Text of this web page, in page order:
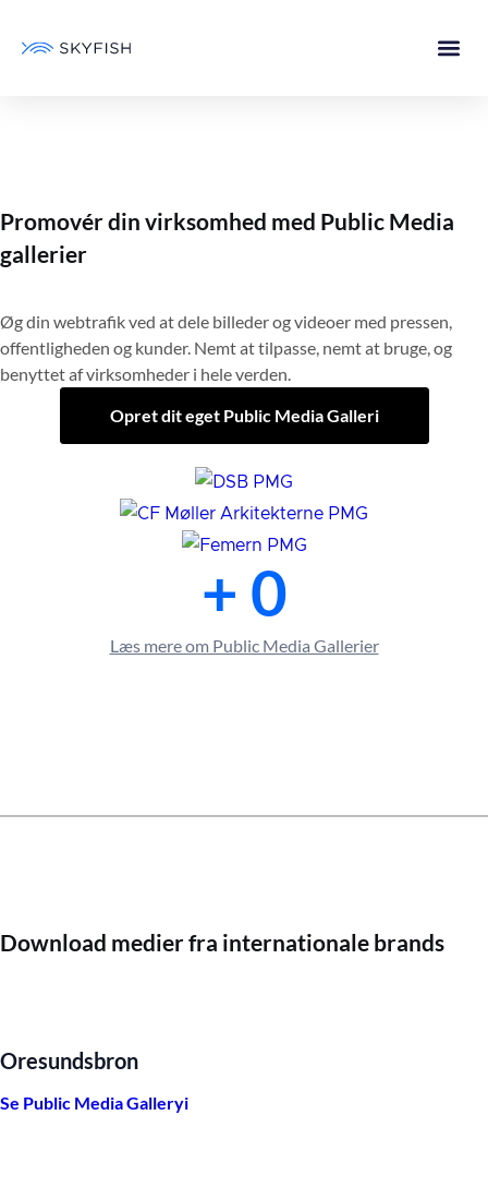
Promovér din virksomhed med Public Media
gallerier
Øg din webtrafik ved at dele billeder og videoer med pressen,
offentligheden og kunder. Nemt at tilpasse, nemt at bruge, og
benyttet af virksomheder i hele verden.
Opret dit eget Public Media Galleri
Læs mere om Public Media Gallerier
+ 0
Download medier fra internationale brands
Oresundsbron
Se Public Media Galleryi